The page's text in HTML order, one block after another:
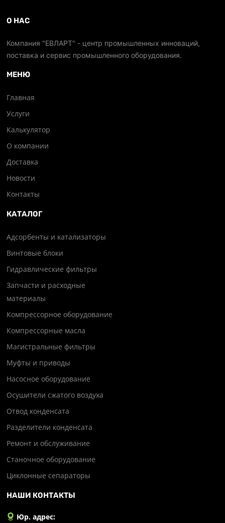
О НАС
Компания "ЕВЛАРТ" - центр промышленных инноваций,
поставка и сервис промышленного оборудования.
МЕНЮ
Главная
Услуги
Калькулятор
О компании
Доставка
Новости
Контакты
КАТАЛОГ
Адсорбенты и катализаторы
Винтовые блоки
Гидравлические фильтры
Запчасти и расходные
материалы
Компрессорное оборудование
Компрессорные масла
Магистральные фильтры
Муфты и приводы
Насосное оборудование
Осушители сжатого воздуха
Отвод конденсата
Разделители конденсата
Ремонт и обслуживание
Станочное оборудование
Циклонные сепараторы
НАШИ КОНТАКТЫ
Юр. адрес: